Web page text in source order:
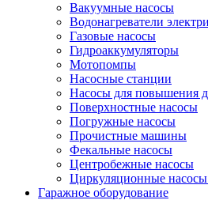
Вакуумные насосы
Водонагреватели
Газовые насосы
Гидроаккумуляторы
Мотопомпы
Насосные станции
Насосы для повышения
Поверхностные насосы
Погружные насосы
Прочистные машины
Фекальные насосы
Центробежные насосы
Циркуляционные
Гаражное оборудование